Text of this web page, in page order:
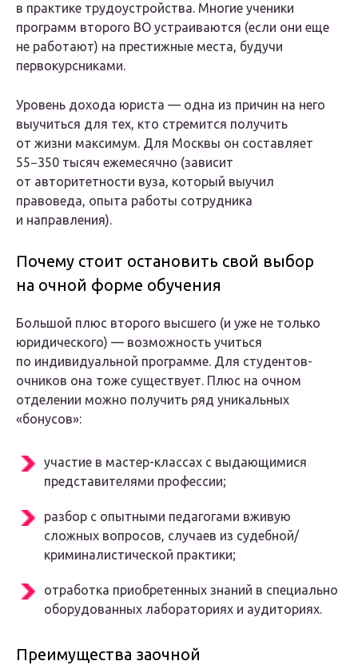
в практике трудоустройства. Многие ученики
программ второго ВО устраиваются (если они еще
не работают) на престижные места, будучи
первокурсниками.
Уровень дохода юриста — одна из причин на него
выучиться для тех, кто стремится получить
от жизни максимум. Для Москвы он составляет
55−350 тысяч ежемесячно (зависит
от авторитетности вуза, который выучил
правоведа, опыта работы сотрудника
и направления).
Почему стоит остановить свой выбор
на очной форме обучения
Большой плюс второго высшего (и уже не только
юридического) — возможность учиться
по индивидуальной программе. Для студентов-
очников она тоже существует. Плюс на очном
отделении можно получить ряд уникальных
«бонусов»:
участие в мастер-классах с выдающимися
представителями профессии;
разбор с опытными педагогами вживую
сложных вопросов, случаев из судебной/
криминалистической практики;
отработка приобретенных знаний в специально
оборудованных лабораториях и аудиториях.
Преимущества заочной